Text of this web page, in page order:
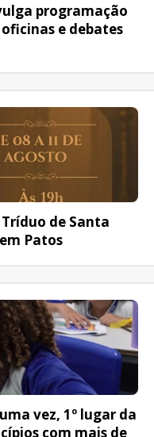
programação
e debates
de Santa
Patos
vez, 1º lugar da
com mais de